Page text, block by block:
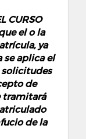
CURSO
el o la
ya
aplica el
de
tramitará
de la